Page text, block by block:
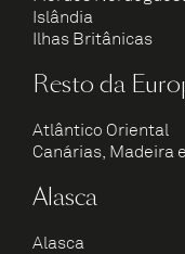
Islândia
Ilhas Britânicas
Resto da
Atlântico Oriental
Canárias, Madeira
Alasca
Alasca